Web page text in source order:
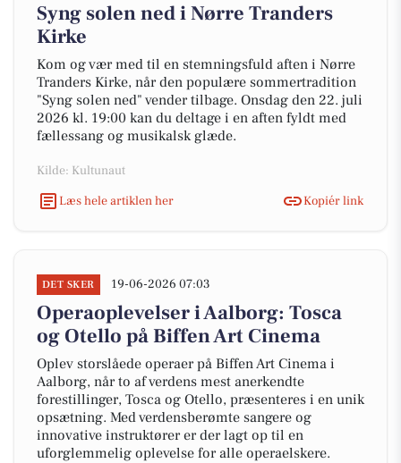
Syng solen ned i Nørre Tranders
Kirke
Kom og vær med til en stemningsfuld aften i Nørre
Tranders Kirke, når den populære sommertradition
"Syng solen ned" vender tilbage. Onsdag den 22. juli
2026 kl. 19:00 kan du deltage i en aften fyldt med
fællessang og musikalsk glæde.
Kilde: Kultunaut
Læs hele artiklen her
Kopiér link
DET SKER 19-06-2026 07:03
Operaoplevelser i Aalborg: Tosca
og Otello på Biffen Art Cinema
Oplev storslåede operaer på Biffen Art Cinema i
Aalborg, når to af verdens mest anerkendte
forestillinger, Tosca og Otello, præsenteres i en unik
opsætning. Med verdensberømte sangere og
innovative instruktører er der lagt op til en
uforglemmelig oplevelse for alle operaelskere.